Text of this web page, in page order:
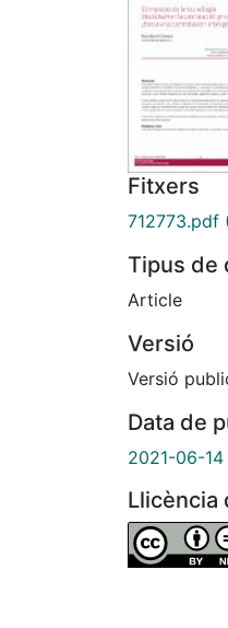
Fitxers
712773.pdf
Tipus de
Article
Versió
Versió
Data de
2021-06-14
Llicència